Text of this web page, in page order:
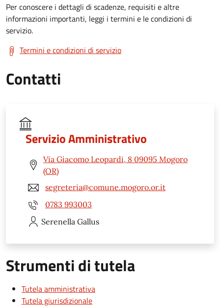
Per conoscere i dettagli di scadenze, requisiti e altre
informazioni importanti, leggi i termini e le condizioni di
servizio.
Termini e condizioni di servizio
Contatti
Servizio Amministrativo
Via Giacomo Leopardi, 8 09095 Mogoro
(OR)
segreteria@comune.mogoro.or.it
0783 993003
Serenella Gallus
Strumenti di tutela
Tutela amministrativa
Tutela giurisdizionale